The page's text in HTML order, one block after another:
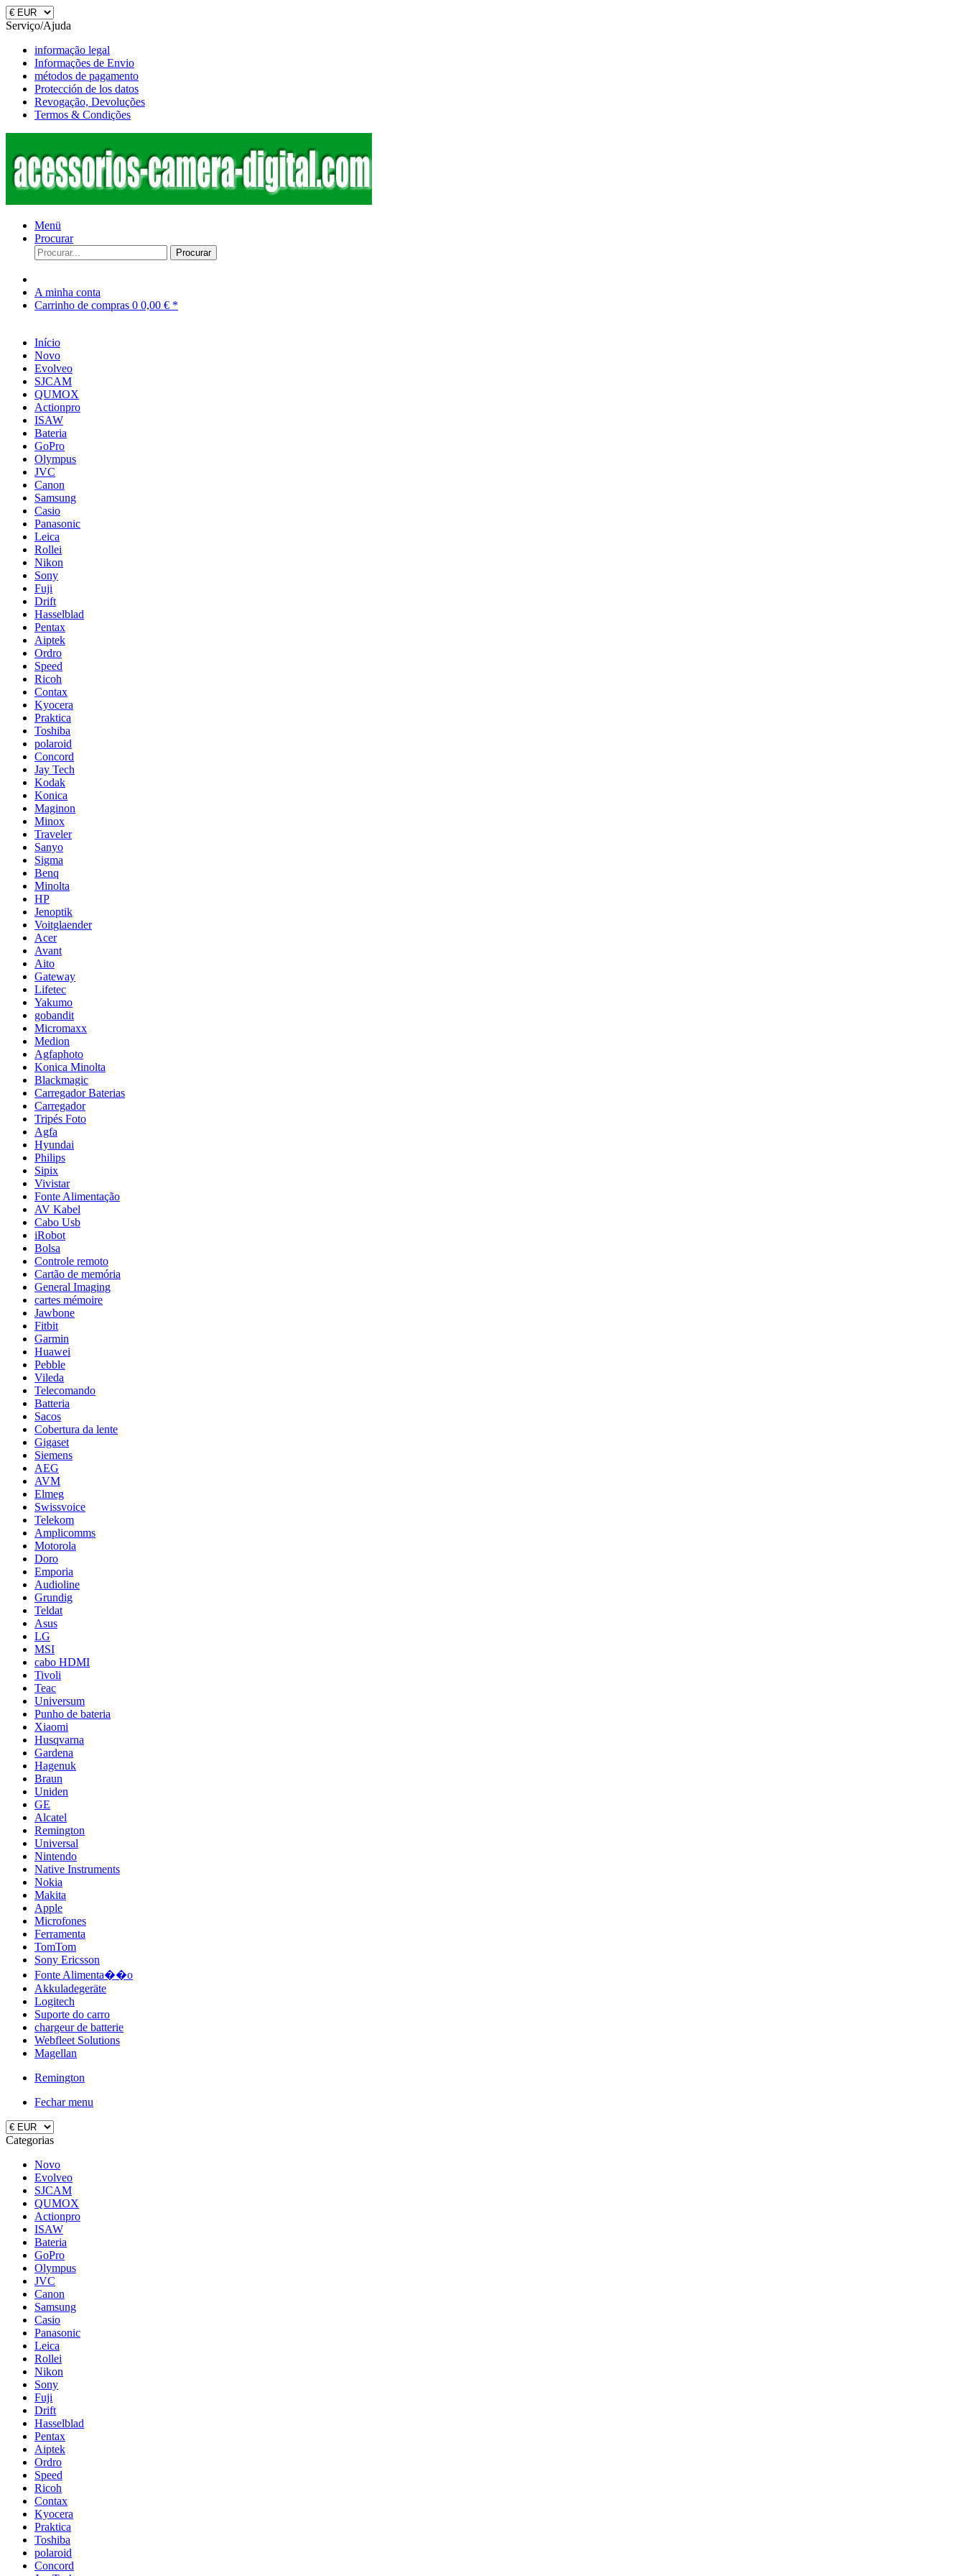
Serviço/Ajuda
informação legal
Informações de Envio
métodos de pagamento
Protección de los datos
Revogação, Devoluções
Termos & Condições
Menü
Procurar
Procurar
A minha conta
Carrinho de compras 0 0,00 € *
Início
Novo
Evolveo
SJCAM
QUMOX
Actionpro
ISAW
Bateria
GoPro
Olympus
JVC
Canon
Samsung
Casio
Panasonic
Leica
Rollei
Nikon
Sony
Fuji
Drift
Hasselblad
Pentax
Aiptek
Ordro
Speed
Ricoh
Contax
Kyocera
Praktica
Toshiba
polaroid
Concord
Jay Tech
Kodak
Konica
Maginon
Minox
Traveler
Sanyo
Sigma
Benq
Minolta
HP
Jenoptik
Voitglaender
Acer
Avant
Aito
Gateway
Lifetec
Yakumo
gobandit
Micromaxx
Medion
Agfaphoto
Konica Minolta
Blackmagic
Carregador Baterias
Carregador
Tripés Foto
Agfa
Hyundai
Philips
Sipix
Vivistar
Fonte Alimentação
AV Kabel
Cabo Usb
iRobot
Bolsa
Controle remoto
Cartão de memória
General Imaging
cartes mémoire
Jawbone
Fitbit
Garmin
Huawei
Pebble
Vileda
Telecomando
Batteria
Sacos
Cobertura da lente
Gigaset
Siemens
AEG
AVM
Elmeg
Swissvoice
Telekom
Amplicomms
Motorola
Doro
Emporia
Audioline
Grundig
Teldat
Asus
LG
MSI
cabo HDMI
Tivoli
Teac
Universum
Punho de bateria
Xiaomi
Husqvarna
Gardena
Hagenuk
Braun
Uniden
GE
Alcatel
Remington
Universal
Nintendo
Native Instruments
Nokia
Makita
Apple
Microfones
Ferramenta
TomTom
Sony Ericsson
Fonte Alimenta��o
Akkuladegeräte
Logitech
Suporte do carro
chargeur de batterie
Webfleet Solutions
Magellan
Remington
Fechar menu
Categorias
Novo
Evolveo
SJCAM
QUMOX
Actionpro
ISAW
Bateria
GoPro
Olympus
JVC
Canon
Samsung
Casio
Panasonic
Leica
Rollei
Nikon
Sony
Fuji
Drift
Hasselblad
Pentax
Aiptek
Ordro
Speed
Ricoh
Contax
Kyocera
Praktica
Toshiba
polaroid
Concord